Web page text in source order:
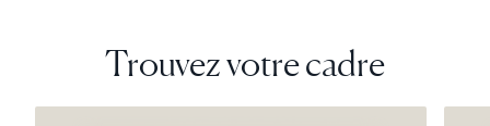
Trouvez votre cadre